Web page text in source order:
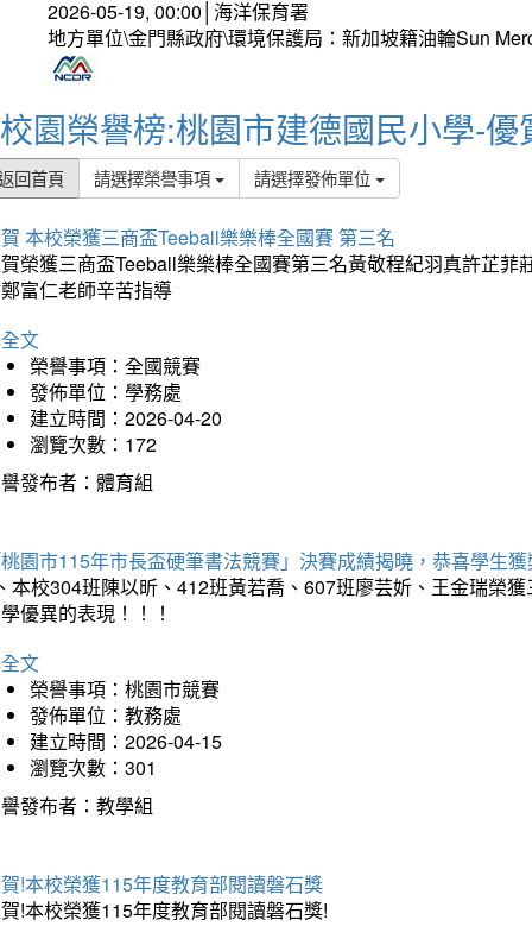
2026-05-19, 00:00│海洋保育署
地方單位\金門縣政府\環境保護局：新加坡籍油輪Sun
校園榮譽榜:桃園市建德國民小學-優
回首頁 請選擇榮譽事項 請選擇發佈單位
本校榮獲三商盃Teeball樂樂棒全國賽 第三名
榮獲三商盃Teeball樂樂棒全國賽第三名黃敬程紀羽真許芷
富仁老師辛苦指導
文
榮譽事項：全國競賽
發佈單位：學務處
建立時間：2026-04-20
瀏覽次數：172
發布者：體育組
園市115年市長盃硬筆書法競賽」決賽成績揭曉，恭喜學生
本校304班陳以昕、412班黃若喬、607班廖芸妡、王金瑞榮
優異的表現！！！
文
榮譽事項：桃園市競賽
發佈單位：教務處
建立時間：2026-04-15
瀏覽次數：301
發布者：教學組
!本校榮獲115年度教育部閱讀磐石獎
!本校榮獲115年度教育部閱讀磐石獎!